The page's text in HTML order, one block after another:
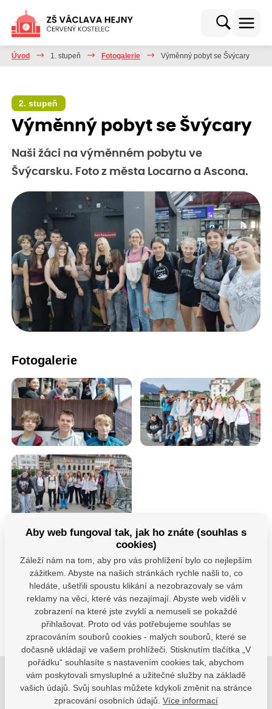
Úvod 1. stupeň Fotogalerie Výměnný pobyt se Švýcary
2. stupeň
Výměnný pobyt se Švýcary
Naši žáci na výměnném pobytu ve
Švýcarsku. Foto z města Locarno a Ascona.
Fotogalerie
Máte dotazy?
Kontaktujte nás
SDÍLEJTE:
Jsme tu pro Vaše děti.
Jsme k dispozici, pokud potřebujete pomoci.
Aby web fungoval tak, jak ho znáte (souhlas s
cookies)
Záleží nám na tom, aby pro vás prohlížení bylo co nejlepším
zážitkem. Abyste na našich stránkách rychle našli to, co
hledáte, ušetřili spoustu klikání a nezobrazovaly se vám
reklamy na věci, které vás nezajímají. Abyste web viděli v
zobrazení na které jste zvyklí a nemuseli se pokaždé
přihlašovat. Proto od vás potřebujeme souhlas se
zpracováním souborů cookies - malých souborů, které se
dočasně ukládají ve vašem prohlížeči. Stisknutím tlačítka „V
pořádku“ souhlasíte s nastavením cookies tak, abychom
vám poskytovali smysluplné a užitečné služby na základě
vašich údajů. Svůj souhlas můžete kdykoli změnit na stránce
zpracování osobních údajů. Více informací